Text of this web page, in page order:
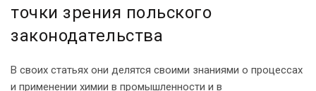
точки зрения польского
законодательства
В своих статьях они делятся своими знаниями о процессах
и применении химии в промышленности и в